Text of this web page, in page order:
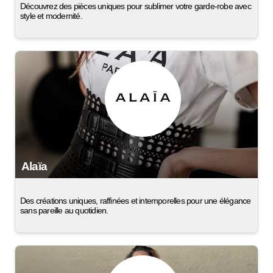
Découvrez des pièces uniques pour sublimer votre garde-robe avec
style et modernité.
Alaïa
Des créations uniques, raffinées et intemporelles pour une élégance
sans pareille au quotidien.